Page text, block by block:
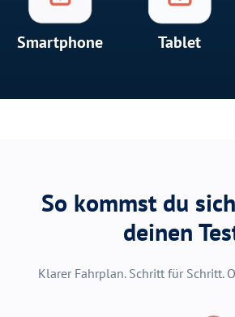
Smartphone Tablet
So kommst du
deinen
Klarer Fahrplan. Schritt für Schritt.